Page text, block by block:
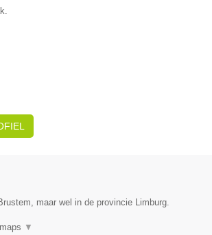
maar wel in de provincie Limburg.
▼